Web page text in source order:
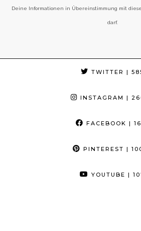
Deine Informationen in Übereinstimmung mit
darf.
TWITTER |
INSTAGRAM |
FACEBOOK |
PINTEREST |
YOUTUBE |